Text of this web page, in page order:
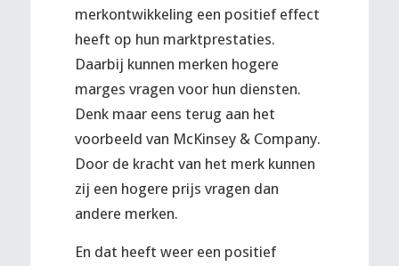
merkontwikkeling een positief effect
heeft op hun marktprestaties.
Daarbij kunnen merken hogere
marges vragen voor hun diensten.
Denk maar eens terug aan het
voorbeeld van McKinsey & Company.
Door de kracht van het merk kunnen
zij een hogere prijs vragen dan
andere merken.
En dat heeft weer een positief